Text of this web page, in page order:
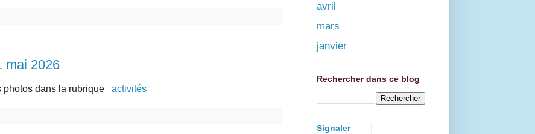
mai 2026
photos dans la rubrique activités
avril
mars
janvier
Rechercher dans ce blog
Signaler